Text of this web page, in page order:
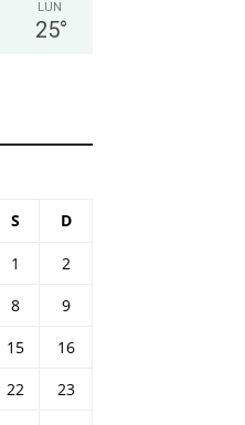
LUN
25°
S D
1
2
8
9
15
16
22
23